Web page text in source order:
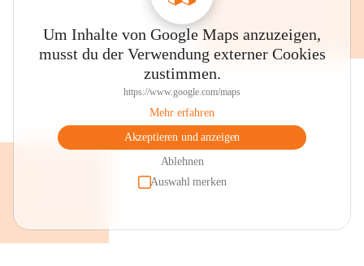
Um Inhalte von Google Maps anzuzeigen,
musst du der Verwendung externer Cookies
zustimmen.
https://www.google.com/maps
Mehr erfahren
Akzeptieren und anzeigen
Ablehnen
Auswahl merken